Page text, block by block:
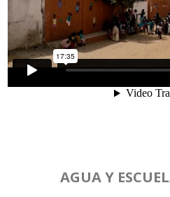
AGUA Y